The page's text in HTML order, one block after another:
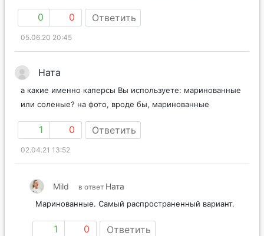
0 0 Ответить
05.06.20 20:45
Ната
а какие именно каперсы Вы используете: маринованные
или соленые? на фото, вроде бы, маринованные
1 0 Ответить
02.04.21 13:52
Mild в ответ Ната
Маринованные. Самый распространенный вариант.
1 0 Ответить